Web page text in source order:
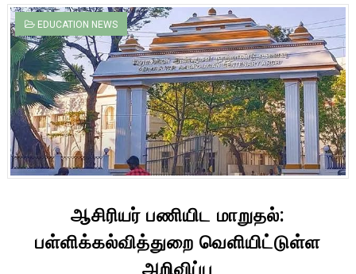
EDUCATION NEWS
ஆசிரியர் பணியிட மாறுதல்:
பள்ளிக்கல்வித்துறை வெளியிட்டுள்ள
அறிவிப்பு